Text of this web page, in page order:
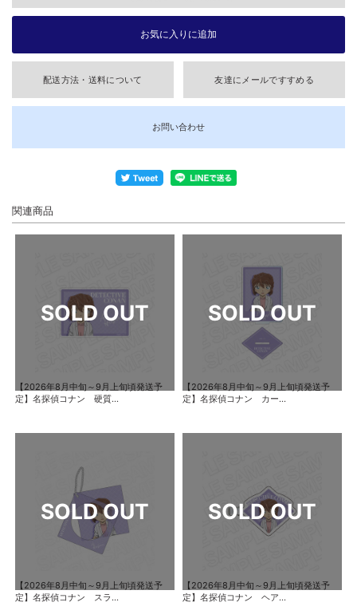
配送方法・送料について 友達にメールですすめる
お問い合わせ
関連商品
【2026年8月中旬～9月上旬頃発送予
定】名探偵コナン 硬質...
【2026年8月中旬～9月上旬頃発送予
定】名探偵コナン カー...
【2026年8月中旬～9月上旬頃発送予
定】名探偵コナン スラ...
【2026年8月中旬～9月上旬頃発送予
定】名探偵コナン ヘア...